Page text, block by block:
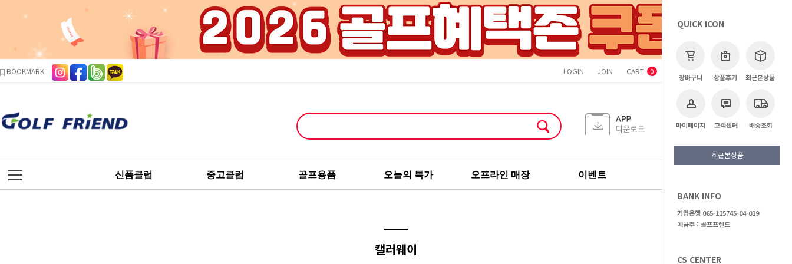
BOOKMARK LOGIN JOIN CART 0
신품클럽 중고클럽 골프용품 오늘의 특가 오프라인 매장 이벤트
QUICK ICON
장바구니 상품후기 최근본상품
마이페이지 고객센터 배송조회
최근본상품
BANK INFO
기업은행 065-115745-04-019
예금주 : 골프프렌드
CS CENTER
>캘러웨이
캘러웨이